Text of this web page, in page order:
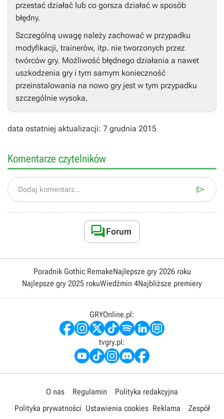
przestać działać lub co gorsza działać w sposób
błędny.
Szczególną uwagę należy zachować w przypadku
modyfikacji, trainerów, itp. nie tworzonych przez
twórców gry. Możliwość błędnego działania a nawet
uszkodzenia gry i tym samym konieczność
przeinstalowania na nowo gry jest w tym przypadku
szczególnie wysoka.
data ostatniej aktualizacji: 7 grudnia 2015
Komentarze czytelników
Dodaj komentarz... 
Forum
Poradnik Gothic RemakeNajlepsze gry 2026 roku
Najlepsze gry 2025 rokuWiedźmin 4Najbliższe premiery
GRYOnline.pl:
tvgry.pl:
O nas Regulamin
Polityka redakcyjna
Polityka prywatności Ustawienia cookies Reklama Zespół